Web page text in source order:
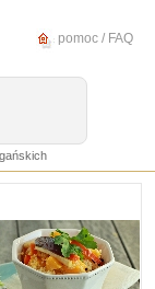
pomoc / FAQ